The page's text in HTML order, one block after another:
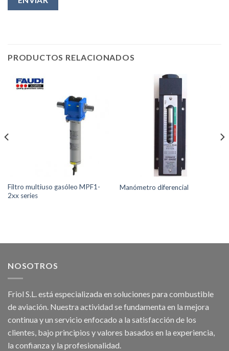
PRODUCTOS RELACIONADOS
Filtro multiuso gasóleo MPF1-
2xx series
Manómetro diferencial
NOSOTROS
Friol S.L. está especializada en soluciones para combustible
de aviación. Nuestra actividad se fundamenta en la mejora
continua y un servicio enfocado a la satisfacción de los
clientes, bajo principios y valores basados en la experiencia,
la confianza y la profesionalidad.